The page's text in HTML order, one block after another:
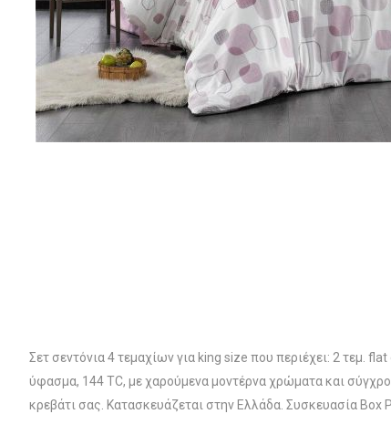
Σετ σεντόνια 4 τεμαχίων για king size που περιέχει: 2 τεμ.
ύφασμα, 144 TC, με χαρούμενα μοντέρνα χρώματα και
κρεβάτι σας. Κατασκευάζεται στην Ελλάδα. Συσκευασία Box